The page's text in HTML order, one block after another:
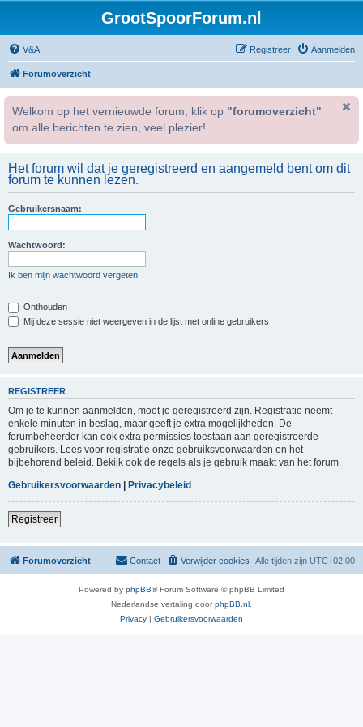
GrootSpoorForum.nl
V&A Aanmelden
Registreer
Forumoverzicht
Welkom op het vernieuwde forum, klik op "forumoverzicht"
om alle berichten te zien, veel plezier!
Het forum wil dat je geregistreerd en aangemeld bent om dit
forum te kunnen lezen.
Gebruikersnaam:
Wachtwoord:
Ik ben mijn wachtwoord vergeten
Onthouden
Mij deze sessie niet weergeven in de lijst met online gebruikers
REGISTREER
Om je te kunnen aanmelden, moet je geregistreerd zijn. Registratie neemt
enkele minuten in beslag, maar geeft je extra mogelijkheden. De
forumbeheerder kan ook extra permissies toestaan aan geregistreerde
gebruikers. Lees voor registratie onze gebruiksvoorwaarden en het
bijbehorend beleid. Bekijk ook de regels als je gebruik maakt van het forum.
Gebruikersvoorwaarden | Privacybeleid
Registreer
Forumoverzicht Alle tijden zijn UTC+02:00
Verwijder cookies
Contact
Powered by phpBB® Forum Software © phpBB Limited
Nederlandse vertaling doorphpBB.nl
Privacy | Gebruikersvoorwaarden